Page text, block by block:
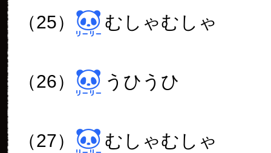
（25） むしゃむしゃ
（26） うひうひ
（27） むしゃむしゃ